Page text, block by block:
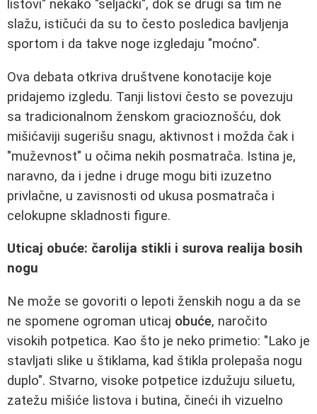
listovi" nekako "seljački", dok se drugi sa tim ne
slažu, ističući da su to često posledica bavljenja
sportom i da takve noge izgledaju "moćno".
Ova debata otkriva društvene konotacije koje
pridajemo izgledu. Tanji listovi često se povezuju
sa tradicionalnom ženskom gracioznošću, dok
mišićaviji sugerišu snagu, aktivnost i možda čak i
"muževnost" u očima nekih posmatrača. Istina je,
naravno, da i jedne i druge mogu biti izuzetno
privlačne, u zavisnosti od ukusa posmatrača i
celokupne skladnosti figure.
Uticaj obuće: čarolija stikli i surova realija bosih
nogu
Ne može se govoriti o lepoti ženskih nogu a da se
ne spomene ogroman uticaj obuće, naročito
visokih potpetica. Kao što je neko primetio: "Lako je
stavljati slike u štiklama, kad štikla prolepaša nogu
duplo". Stvarno, visoke potpetice izdužuju siluetu,
zatežu mišiće listova i butina, čineći ih vizuelno